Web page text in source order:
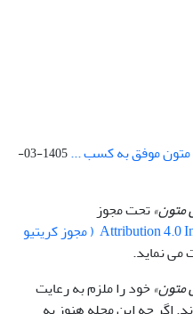
متون موفق به کسب ...
1405-03-
متون»تحت مجوز
Attribution 4.0 International (CC By 4.0 ) ( مجوز کریتیو
می نماید.
متون»خود را ملزم به رعایت